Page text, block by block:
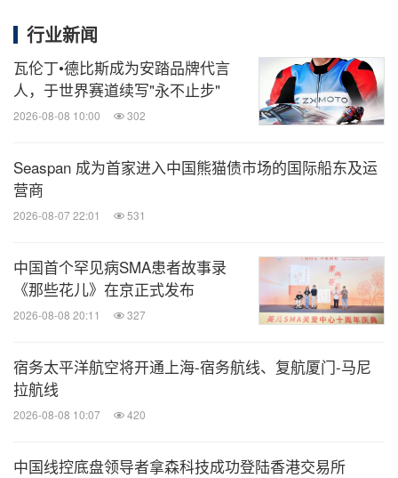
注当地砂之船官方微信公众号。
全国联动、一城一策，各有精彩。 我们想让你在家
门口，就能感受到砂之船的温度。
行业新闻
瓦伦丁•德比斯成为安踏品牌代言
人，于世界赛道续写"永不止步"
2026-08-08 10:00 302
Seaspan 成为首家进入中国熊猫债市场的国际船东及运
营商
2026-08-07 22:01 531
中国首个罕见病SMA患者故事录
《那些花儿》在京正式发布
2026-08-08 20:11 327
宿务太平洋航空将开通上海-宿务航线、复航厦门-马尼
拉航线
2026-08-08 10:07 420
中国线控底盘领导者拿森科技成功登陆香港交易所